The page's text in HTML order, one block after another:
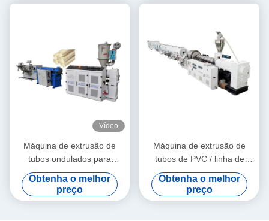
Vídeo
Máquina de extrusão de
tubos ondulados para
materiais granulados de PE
e PVC
Obtenha o melhor
preço
Máquina de extrusão de
tubos de PVC / linha de
produção de tubos de PVC
315-630
Obtenha o melhor
preço